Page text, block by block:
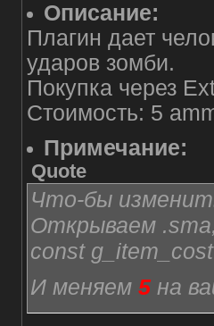
Описание:
Плагин дает
ударов зомби.
Покупка через
Стоимость: 5
Примечание:
Quote
Что-бы
Открываем
const
И меняем 5 на